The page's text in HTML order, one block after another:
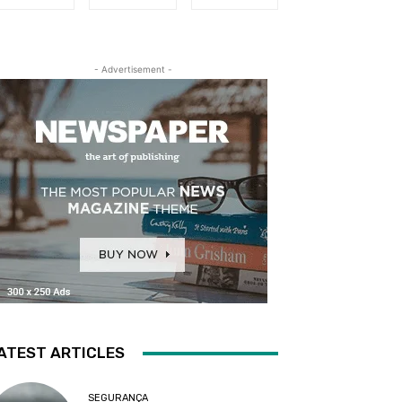
- Advertisement -
ARTICLES
SEGURANÇA